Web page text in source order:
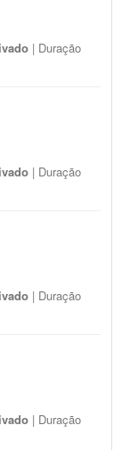
| Duração
| Duração
| Duração
| Duração